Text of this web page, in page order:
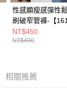
性感顯瘦感彈性
刷破窄管褲-【
6779】
NT$450
NT$490
相關推薦